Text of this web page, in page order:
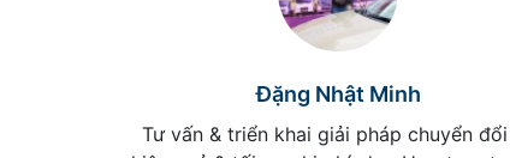
Đặng Nhật Minh
Tư vấn & triển khai giải pháp chuyển